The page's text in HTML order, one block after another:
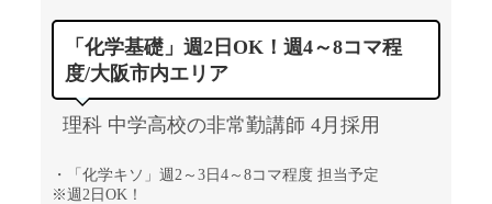
「化学基礎」週2日OK！週4～8コマ程
度/大阪市内エリア
理科 中学高校の非常勤講師 4月採用
・「化学キソ」週2～3日4～8コマ程度 担当予定
※週2日OK！